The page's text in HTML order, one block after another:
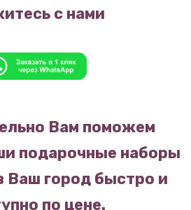
с нами
Вам поможем
подарочные наборы
Ваш город быстро и
по цене.